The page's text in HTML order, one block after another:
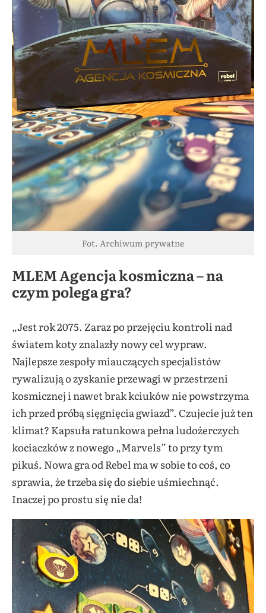
Fot. Archiwum prywatne
MLEM Agencja kosmiczna – na
czym polega gra?
„Jest rok 2075. Zaraz po przejęciu kontroli nad
światem koty znalazły nowy cel wypraw.
Najlepsze zespoły miauczących specjalistów
rywalizują o zyskanie przewagi w przestrzeni
kosmicznej i nawet brak kciuków nie powstrzyma
ich przed próbą sięgnięcia gwiazd”. Czujecie już ten
klimat? Kapsuła ratunkowa pełna ludożerczych
kociaczków z nowego „Marvels” to przy tym
pikuś. Nowa gra od Rebel ma w sobie to coś, co
sprawia, że trzeba się do siebie uśmiechnąć.
Inaczej po prostu się nie da!